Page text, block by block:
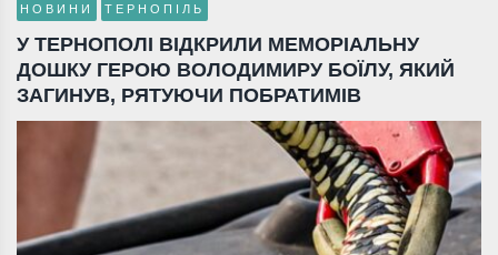
НОВИНИ ТЕРНОПІЛЬ
У ТЕРНОПОЛІ ВІДКРИЛИ МЕМОРІАЛЬНУ
ДОШКУ ГЕРОЮ ВОЛОДИМИРУ БОЇЛУ, ЯКИЙ
ЗАГИНУВ, РЯТУЮЧИ ПОБРАТИМІВ